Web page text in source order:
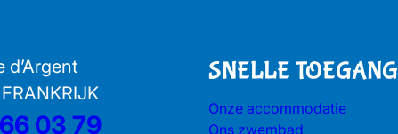
d’Argent
03 79
SNELLE TOEGANG
Onze accommodatie
Ons zwembad